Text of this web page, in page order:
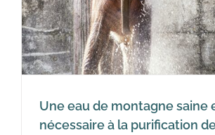
Une eau de montagne saine
nécessaire à la purification